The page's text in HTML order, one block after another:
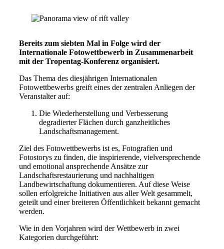
Bereits zum siebten Mal in Folge wird der
Internationale Fotowettbewerb in Zusammenarbeit
mit der Tropentag-Konferenz organisiert.
Das Thema des diesjährigen Internationalen
Fotowettbewerbs greift eines der zentralen Anliegen der
Veranstalter auf:
Die Wiederherstellung und Verbesserung
degradierter Flächen durch ganzheitliches
Landschaftsmanagement.
Ziel des Fotowettbewerbs ist es, Fotografien und
Fotostorys zu finden, die inspirierende, vielversprechende
und emotional ansprechende Ansätze zur
Landschaftsrestaurierung und nachhaltigen
Landbewirtschaftung dokumentieren. Auf diese Weise
sollen erfolgreiche Initiativen aus aller Welt gesammelt,
geteilt und einer breiteren Öffentlichkeit bekannt gemacht
werden.
Wie in den Vorjahren wird der Wettbewerb in zwei
Kategorien durchgeführt: